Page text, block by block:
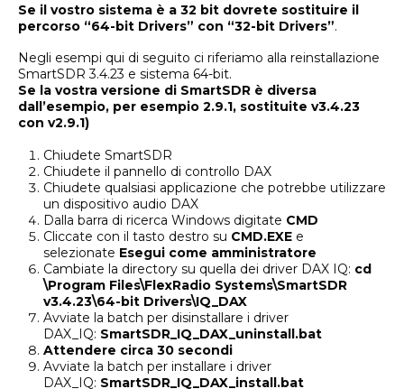
Se il vostro sistema è a 32 bit dovrete sostituire il
percorso “64-bit Drivers” con “32-bit Drivers”.
Negli esempi qui di seguito ci riferiamo alla reinstallazione
SmartSDR 3.4.23 e sistema 64-bit.
Se la vostra versione di SmartSDR è diversa
dall’esempio, per esempio 2.9.1, sostituite v3.4.23
con v2.9.1)
Chiudete SmartSDR
Chiudete il pannello di controllo DAX
Chiudete qualsiasi applicazione che potrebbe utilizzare
un dispositivo audio DAX
Dalla barra di ricerca Windows digitate CMD
Cliccate con il tasto destro su CMD.EXE e
selezionate Esegui come amministratore
Cambiate la directory su quella dei driver DAX IQ: cd
\Program Files\FlexRadio Systems\SmartSDR
v3.4.23\64-bit Drivers\IQ_DAX
Avviate la batch per disinstallare i driver
DAX_IQ: SmartSDR_IQ_DAX_uninstall.bat
Attendere circa 30 secondi
Avviate la batch per installare i driver
DAX_IQ: SmartSDR_IQ_DAX_install.bat